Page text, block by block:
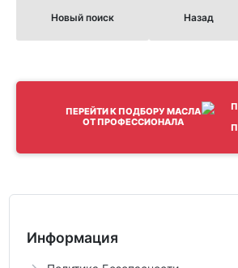
Новый поиск Назад
ПЕРЕЙТИ К ПОДБОРУ МАСЛА
ОТ ПРОФЕССИОНАЛА
Информация